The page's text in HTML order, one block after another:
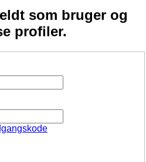
som bruger og
profiler.